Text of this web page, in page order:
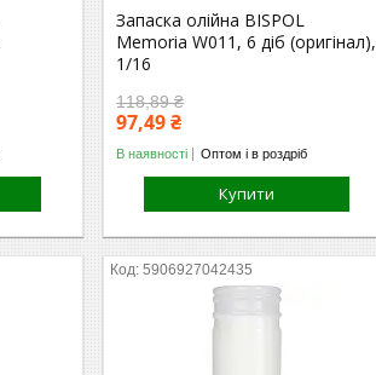
Запаска олійна BISPOL
Memoria W011, 6 діб (оригінал),
1/16
118,89 ₴
97,49 ₴
В наявності Оптом і в роздріб
Купити
5906927042435